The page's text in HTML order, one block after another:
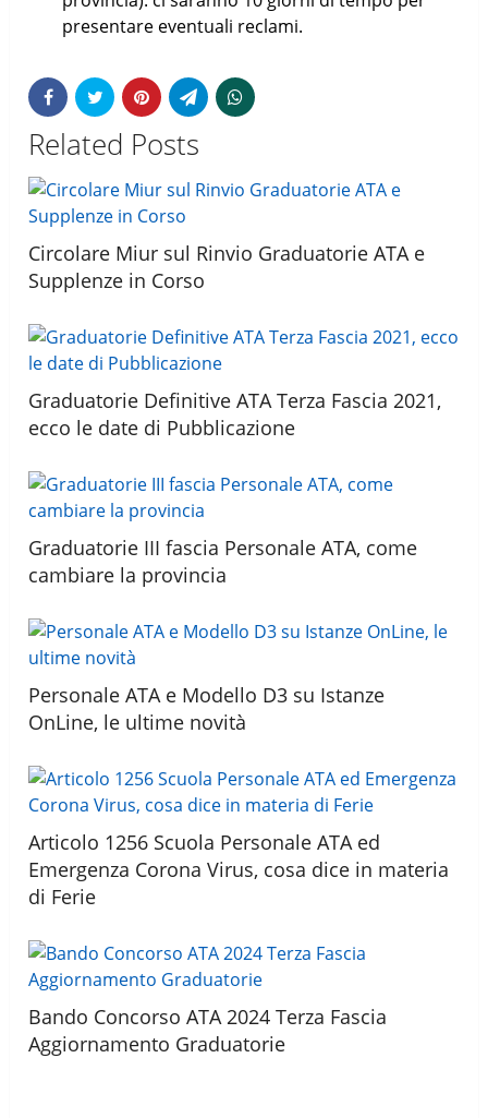
presentare eventuali reclami.
Related Posts
Circolare Miur sul Rinvio Graduatorie ATA e
Supplenze in Corso
Graduatorie Definitive ATA Terza Fascia 2021,
ecco le date di Pubblicazione
Graduatorie III fascia Personale ATA, come
cambiare la provincia
Personale ATA e Modello D3 su Istanze
OnLine, le ultime novità
Articolo 1256 Scuola Personale ATA ed
Emergenza Corona Virus, cosa dice in materia
di Ferie
Bando Concorso ATA 2024 Terza Fascia
Aggiornamento Graduatorie